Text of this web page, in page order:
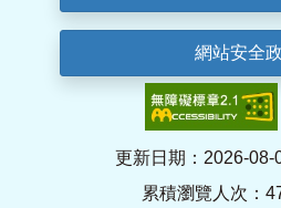
網站安全
更新日期：2026-08-
累積瀏覽人次：